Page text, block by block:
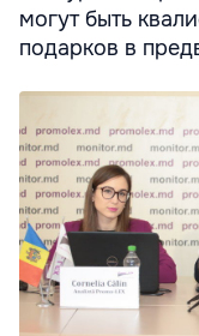
могут быть
подарков в